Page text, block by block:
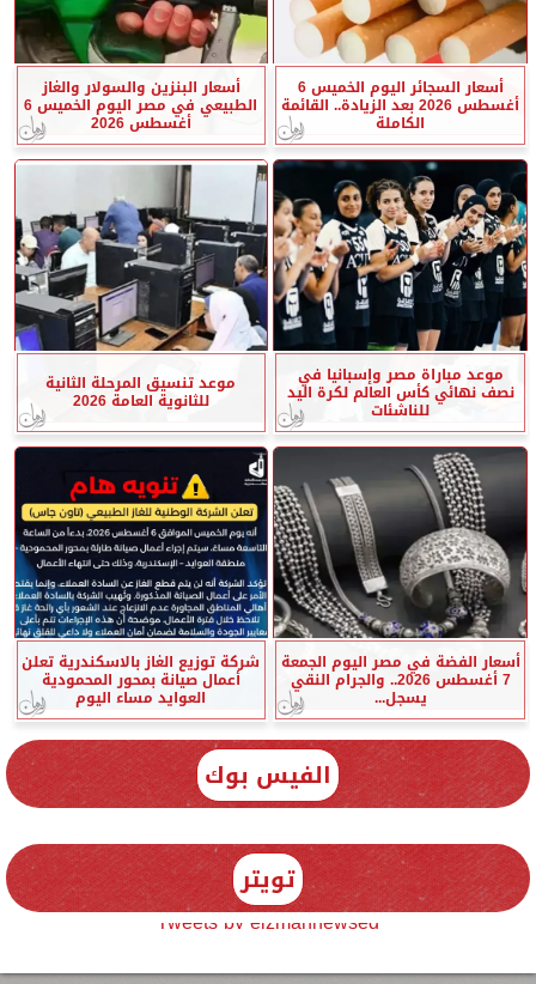
أسعار السجائر اليوم الخميس 6
أغسطس 2026 بعد الزيادة.. القائمة
الكاملة
أسعار البنزين والسولار والغاز
الطبيعي في مصر اليوم الخميس 6
أغسطس 2026
موعد مباراة مصر وإسبانيا في
نصف نهائي كأس العالم لكرة اليد
للناشئات
موعد تنسيق المرحلة الثانية
للثانوية العامة 2026
أسعار الفضة في مصر اليوم الجمعة
7 أغسطس 2026.. والجرام النقي
يسجل...
شركة توزيع الغاز بالاسكندرية تعلن
أعمال صيانة بمحور المحمودية
العوايد مساء اليوم
الفيس بوك
تويتر
Tweets by elzmannewseg